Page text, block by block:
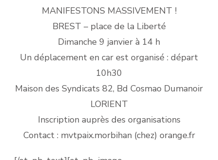
MANIFESTONS MASSIVEMENT !
BREST – place de la Liberté
Dimanche 9 janvier à 14 h
Un déplacement en car est organisé : départ
10h30
Maison des Syndicats 82, Bd Cosmao Dumanoir
LORIENT
Inscription auprès des organisations
Contact : mvtpaix.morbihan (chez) orange.fr